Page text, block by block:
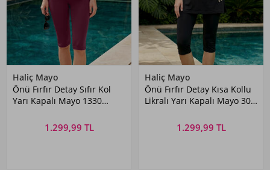
Haliç Mayo
Önü Fırfır Detay Sıfır Kol
Yarı Kapalı Mayo 1330
1.299,99 TL
Haliç Mayo
Önü Fırfır Detay Kısa Kollu
Likralı Yarı Kapalı Mayo 303
1.299,99 TL